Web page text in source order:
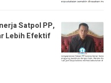
Satpol PP,
Lebih Efektif